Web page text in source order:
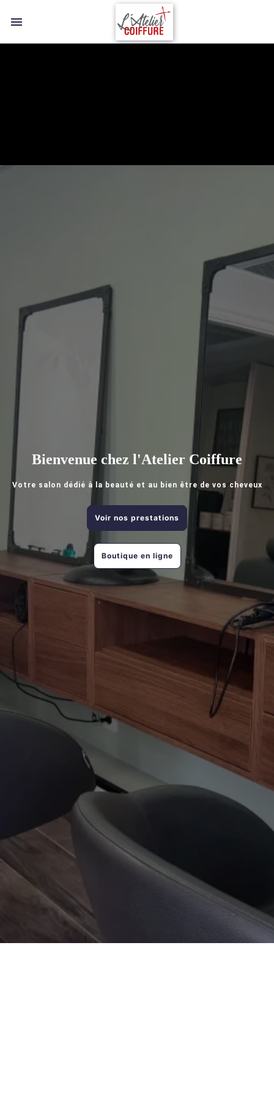
Bienvenue chez l'Atelier Coiffure
Votre salon dédié à la beauté et au bien être de vos cheveux
Voir nos prestations
Boutique en ligne